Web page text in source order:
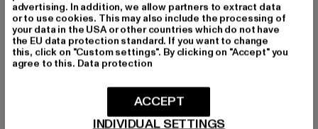
INSPIRIERT ZU BLEI
BEN!
Melde dich hier für unseren Newsletter an und
erhalte künftig Informationen über aktuelle Tre
nds, Angebote und Gutscheine von DefShop p
advertising. In addition, we allow partners to extract data
or to use cookies. This may also include the processing of
your data in the USA or other countries which do not have
the EU data protection standard. If you want to change
this, click on "Custom settings". By clicking on "Accept" you
agree to this. Data protection
INDIVIDUAL SETTINGS
ACCEPT